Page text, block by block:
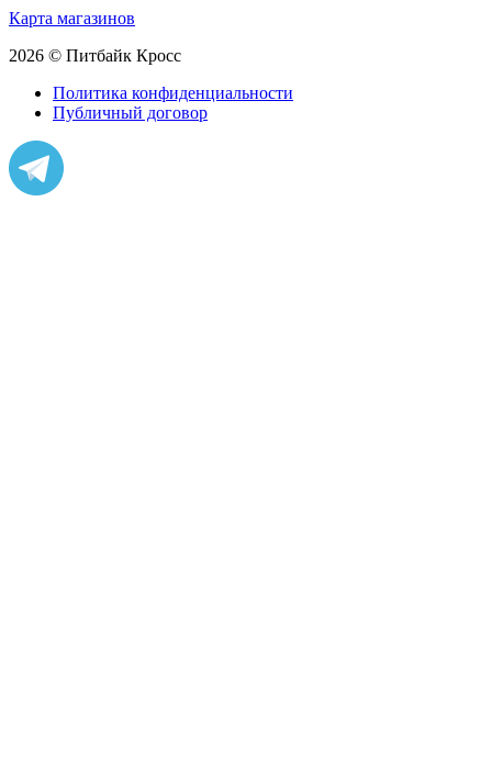
Карта магазинов
2026 © Питбайк Кросс
Политика конфиденциальности
Публичный договор